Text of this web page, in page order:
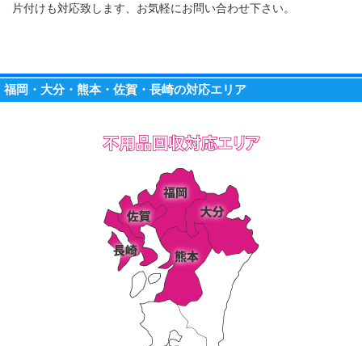
片付けも対応致します、お気軽にお問い合わせ下さい。
福岡・大分・熊本・佐賀・長崎の対応エリア